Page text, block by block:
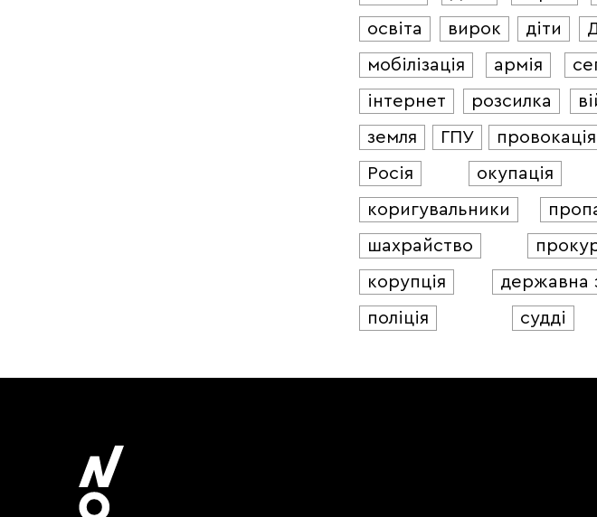
освіта
вирок діти
мобілізація
армія
інтернет
розсилка
земля
ГПУ провокація
Росія
окупація
коригувальники
шахрайство
корупція
державна
поліція
судді